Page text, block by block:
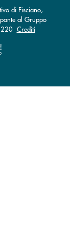
di Fisciano,
al Gruppo
Crediti